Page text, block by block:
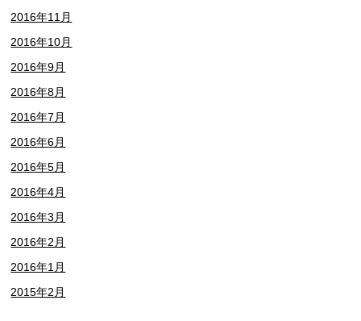
2016年11月
2016年10月
2016年9月
2016年8月
2016年7月
2016年6月
2016年5月
2016年4月
2016年3月
2016年2月
2016年1月
2015年2月